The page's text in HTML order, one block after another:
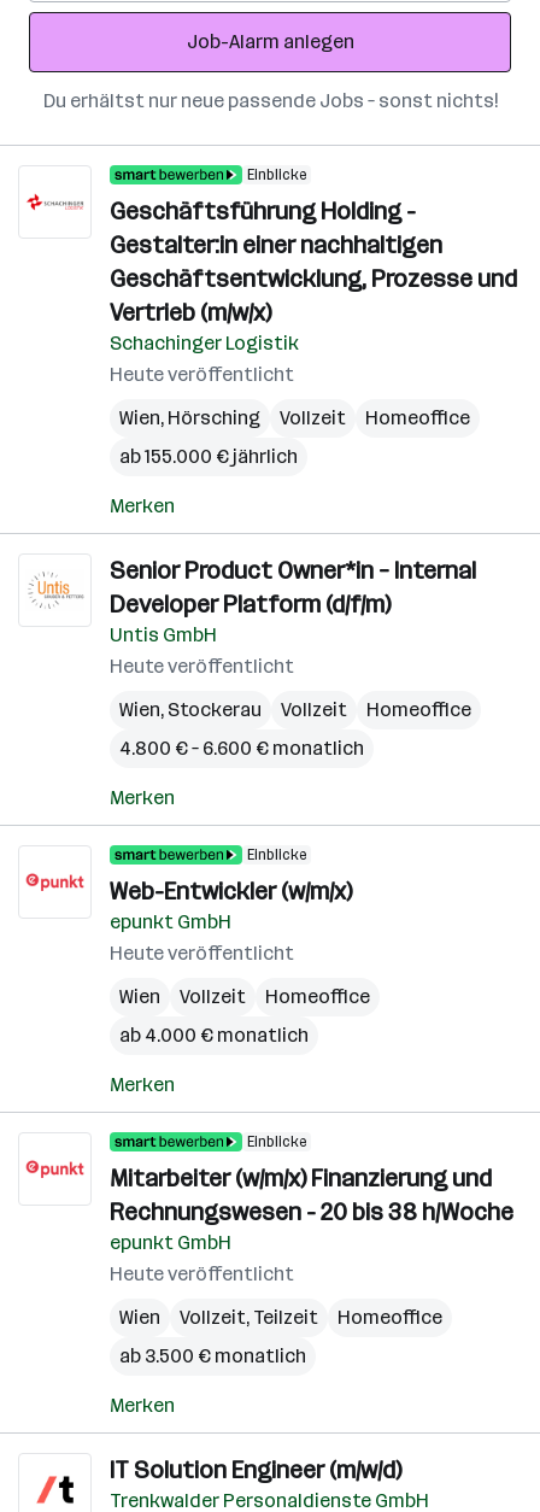
Adresse
Job-Alarm anlegen
Du erhältst nur neue passende Jobs – sonst nichts!
Einblicke
Geschäftsführung Holding -
Gestalter:in einer nachhaltigen
Geschäftsentwicklung, Prozesse und
Vertrieb (m/w/x)
Schachinger Logistik
Heute veröffentlicht
Wien, Hörsching Vollzeit
Homeoffice
ab 155.000 € jährlich
Merken
Senior Product Owner*in – Internal
Developer Platform (d/f/m)
Untis GmbH
Heute veröffentlicht
Wien, Stockerau Vollzeit
Homeoffice
4.800 € – 6.600 € monatlich
Merken
Einblicke
Web-Entwickler (w/m/x)
epunkt GmbH
Heute veröffentlicht
Wien
Vollzeit
Homeoffice
ab 4.000 € monatlich
Merken
Einblicke
Mitarbeiter (w/m/x) Finanzierung und
Rechnungswesen - 20 bis 38 h/Woche
epunkt GmbH
Heute veröffentlicht
Wien
Vollzeit, Teilzeit
Homeoffice
ab 3.500 € monatlich
Merken
IT Solution Engineer (m/w/d)
Trenkwalder Personaldienste GmbH